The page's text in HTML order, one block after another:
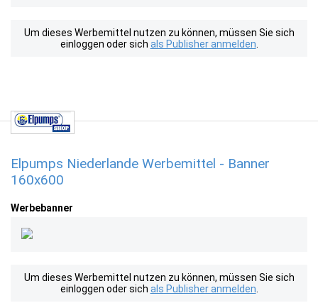
Um dieses Werbemittel nutzen zu können, müssen Sie sich
einloggen oder sich als Publisher anmelden
Elpumps Niederlande Werbemittel - Banner
160x600
Werbebanner
Um dieses Werbemittel nutzen zu können, müssen Sie sich
einloggen oder sich als Publisher anmelden